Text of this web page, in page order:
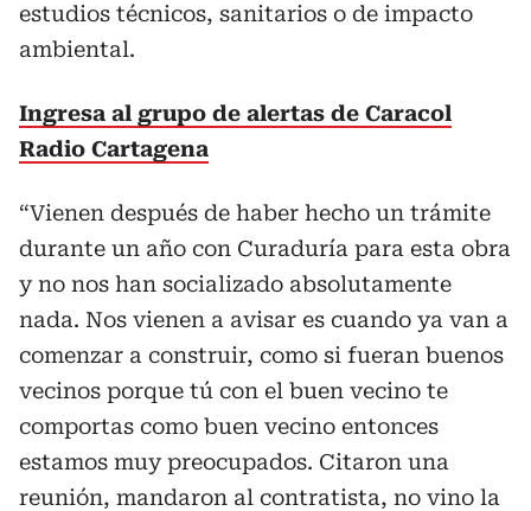
estudios técnicos, sanitarios o de impacto
ambiental.
Ingresa al grupo de alertas de Caracol
Radio Cartagena
“Vienen después de haber hecho un trámite
durante un año con Curaduría para esta obra
y no nos han socializado absolutamente
nada. Nos vienen a avisar es cuando ya van a
comenzar a construir, como si fueran buenos
vecinos porque tú con el buen vecino te
comportas como buen vecino entonces
estamos muy preocupados. Citaron una
reunión, mandaron al contratista, no vino la